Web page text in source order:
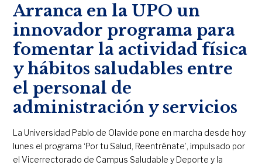
Arranca en la UPO un
innovador programa para
fomentar la actividad física
y hábitos saludables entre
el personal de
administración y servicios
La Universidad Pablo de Olavide pone en marcha desde hoy
lunes el programa ‘Por tu Salud, Reentrénate’, impulsado por
el Vicerrectorado de Campus Saludable y Deporte y la